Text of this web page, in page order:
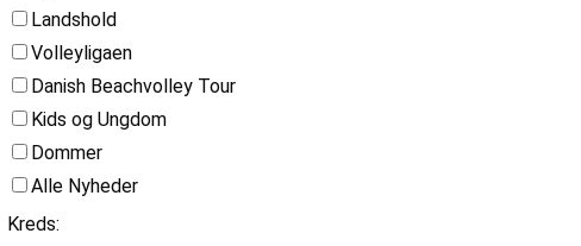
Landshold
Volleyligaen
Danish Beachvolley Tour
Kids og Ungdom
Dommer
Alle Nyheder
Kreds: